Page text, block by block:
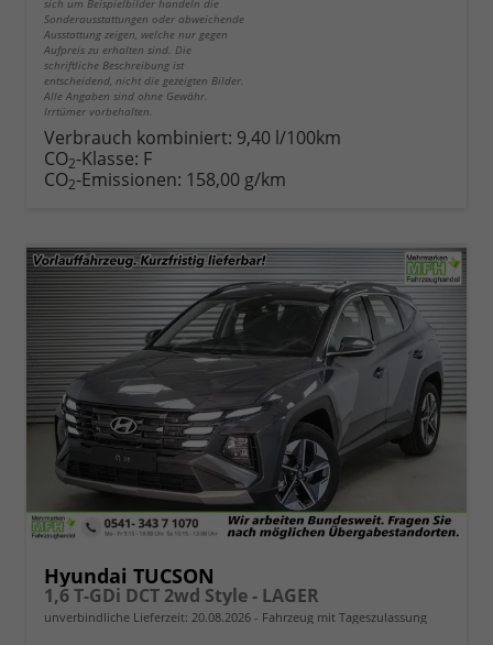
sich um Beispielbilder handeln die
Sonderausstattungen oder abweichende
Ausstattung zeigen, welche nur gegen
Aufpreis zu erhalten sind. Die
schriftliche Beschreibung ist
entscheidend, nicht die gezeigten Bilder.
Alle Angaben sind ohne Gewähr.
Irrtümer vorbehalten.
Verbrauch kombiniert: 9,40 l/100km
CO2-Klasse: F
CO2-Emissionen: 158,00 g/km
Hyundai TUCSON
1,6 T-GDi DCT 2wd Style - LAGER
unverbindliche Lieferzeit: 20.08.2026 Fahrzeug mit Tageszulassung